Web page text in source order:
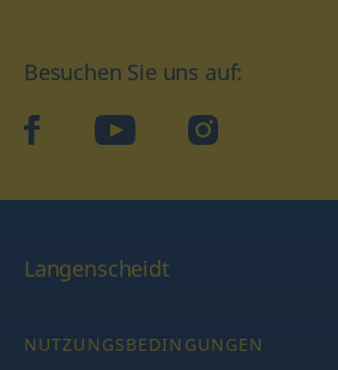
Besuchen Sie uns auf:
facebookYouTube Instagram
Langenscheidt
NUTZUNGSBEDINGUNGEN